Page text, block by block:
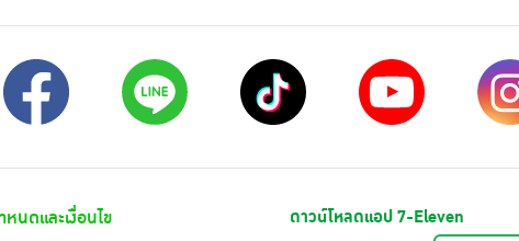
นดและเงื่อนไข ดาวน์โหลดแอป 7-Eleven